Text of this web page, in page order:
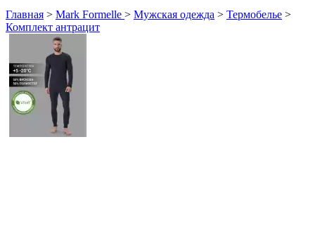
Главная > Mark Formelle > Мужская одежда > Термобелье >
Комплект антрацит